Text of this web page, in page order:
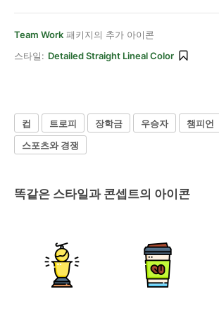
Team Work 패키지의 추가 아이콘
스타일: Detailed Straight Lineal Color
컵 트로피 장학금 우승자 챔피언
스포츠와 경쟁
똑같은 스타일과 콘셉트의 아이콘